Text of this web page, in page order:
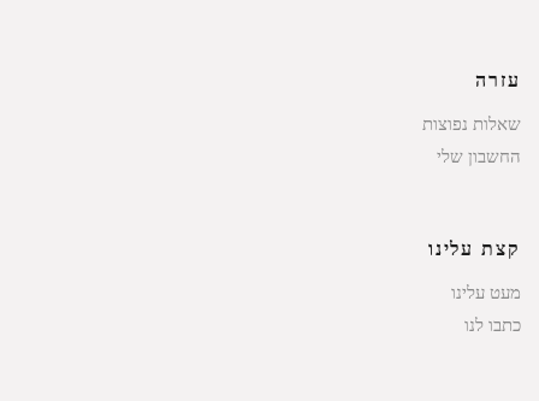
עזרה
שאלות נפוצות
החשבון שלי
קצת עלינו
מעט עלינו
כתבו לנו